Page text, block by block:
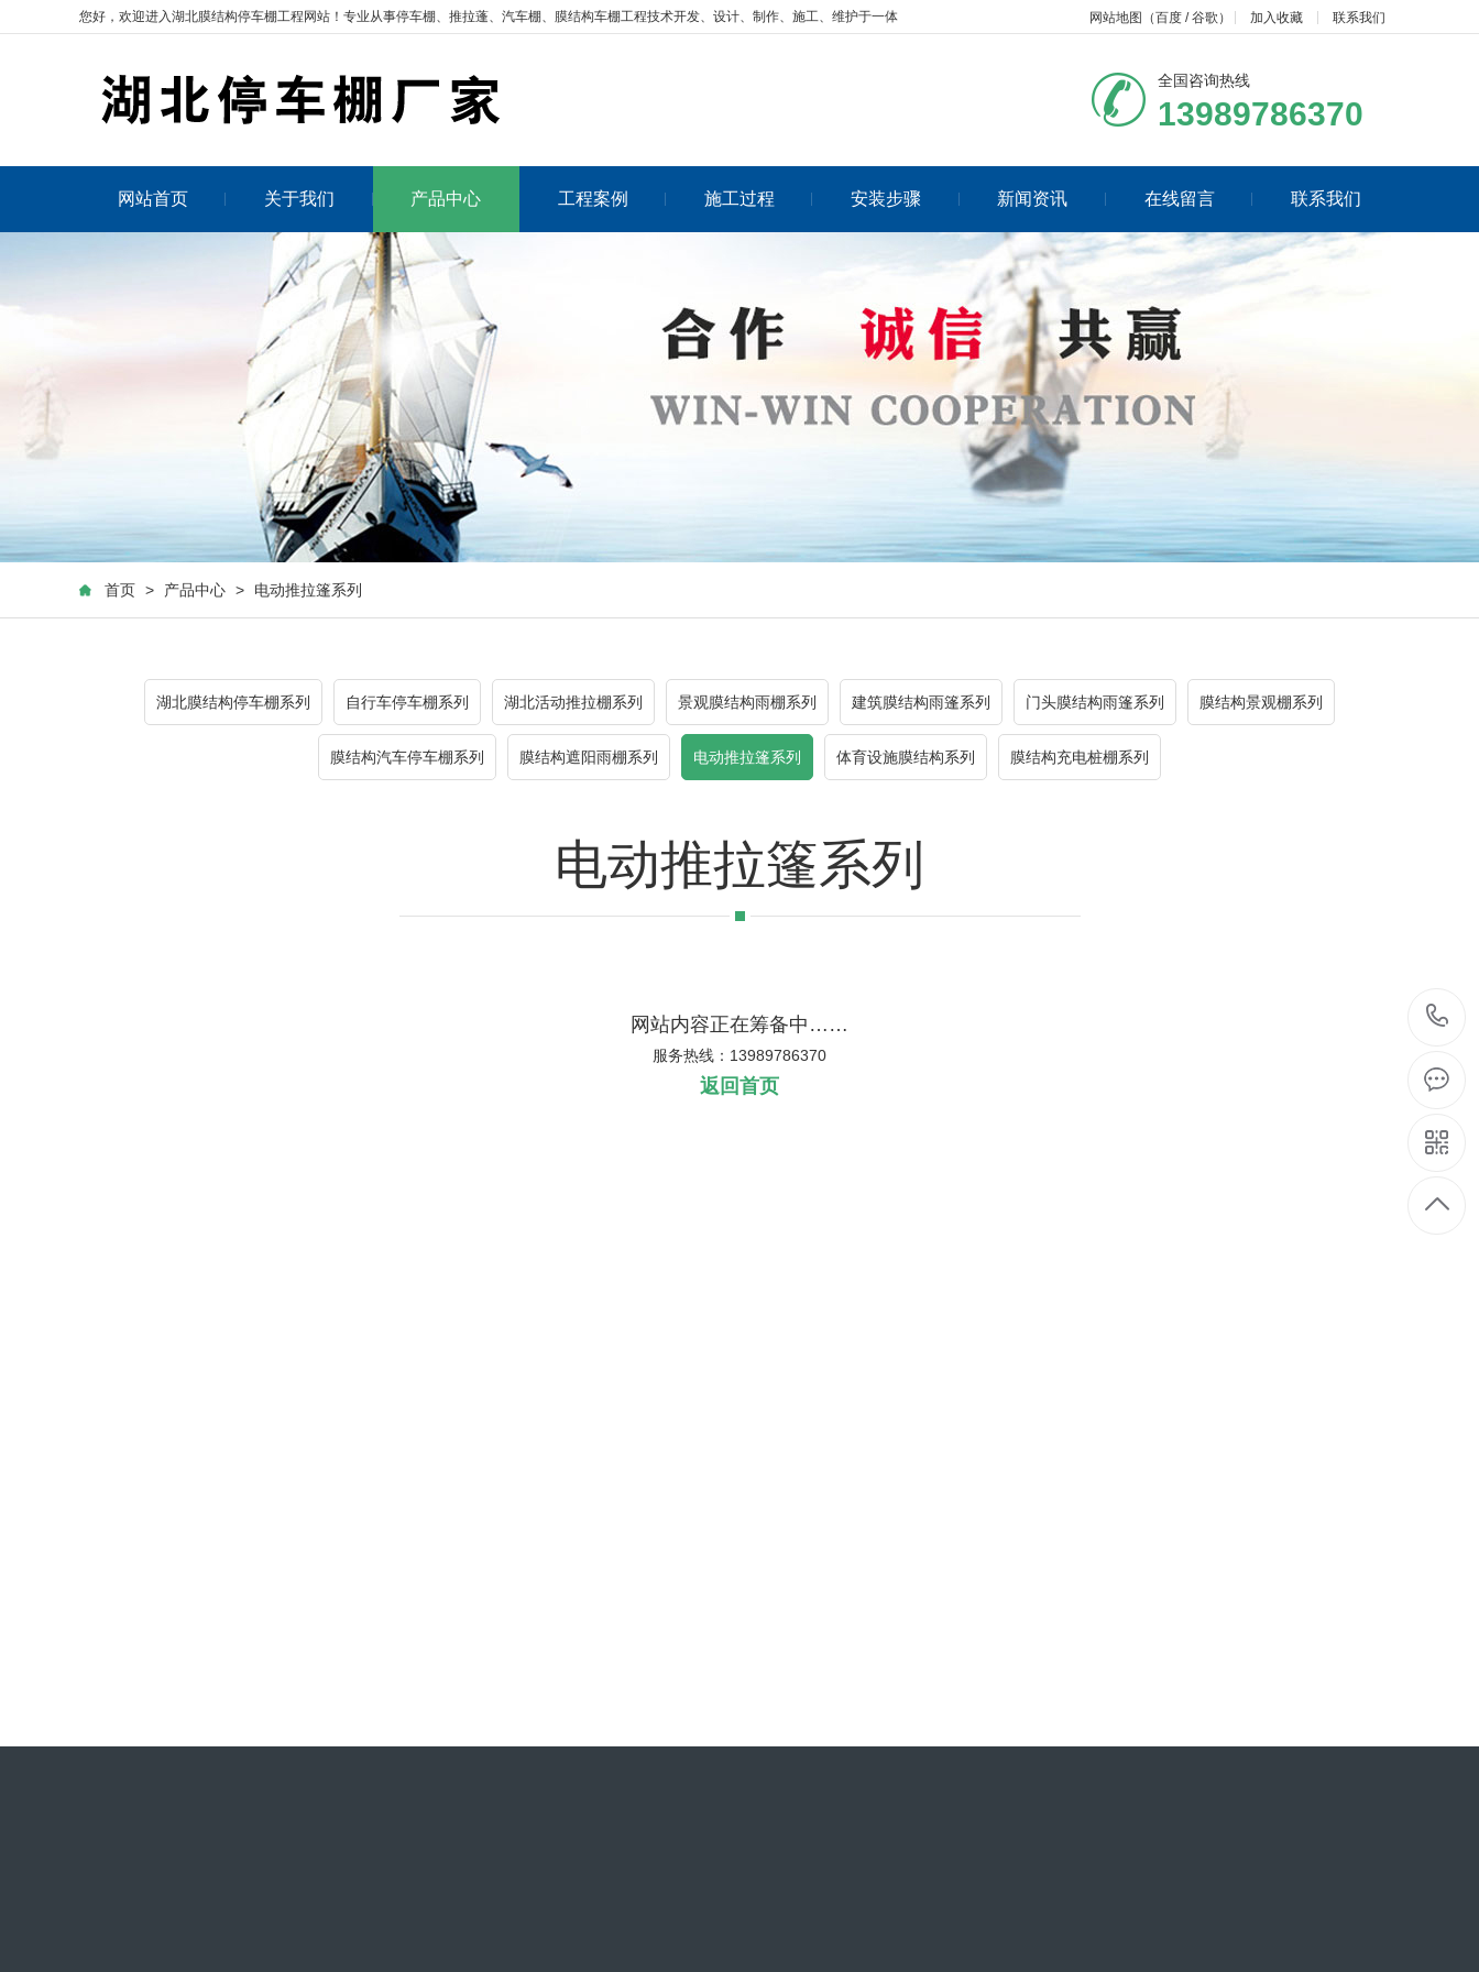
您好，欢迎进入湖北膜结构停车棚工程网站！专业从事停车棚、推拉蓬、汽车棚、膜结构车棚工程技术开发、设计、制作、施工、维护于一体 网站地图 （百度 /谷歌 ） 加入收藏 联系我们
全国咨询热线
13989786370
网站首页 关于我们 产品中心 工程案例 施工过程 安装步骤 新闻资讯 在线留言 联系我们
首页 > 产品中心 > 电动推拉篷系列
湖北膜结构停车棚系列 自行车停车棚系列 湖北活动推拉棚系列 景观膜结构雨棚系列 建筑膜结构雨篷系列 门头膜结构雨篷系列 膜结构景观棚系列
膜结构汽车停车棚系列 膜结构遮阳雨棚系列 电动推拉篷系列 体育设施膜结构系列 膜结构充电桩棚系列
电动推拉篷系列
网站内容正在筹备中……
服务热线：13989786370
返回首页